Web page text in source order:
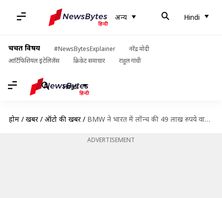
अन्य Hindi
चर्चित विषय #NewsBytesExplainer
नरेंद्र मोदी
आर्टिफिशियल इंटेलिजेंस
क्रिकेट समाचार राहुल गांधी
Hindi
होम / खबरें / ऑटो की खबरें / BMW ने भारत में लॉन्च की 49 लाख रुपये वाली M 1000 RR बाइक, जानिए खासियत
ADVERTISEMENT